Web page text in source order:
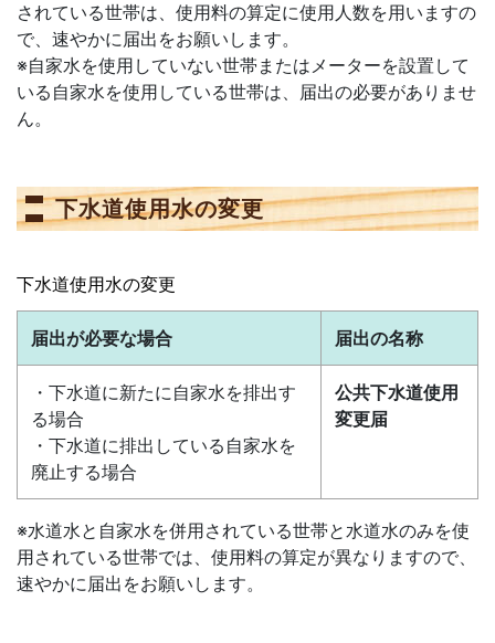
されている世帯は、使用料の算定に使用人数を用いますの
で、速やかに届出をお願いします。
※自家水を使用していない世帯またはメーターを設置して
いる自家水を使用している世帯は、届出の必要がありませ
ん。
下水道使用水の変更
下水道使用水の変更
届出が必要な場合 届出の名称
・下水道に新たに自家水を排出す
る場合
・下水道に排出している自家水を
廃止する場合
公共下水道使用
変更届
※水道水と自家水を併用されている世帯と水道水のみを使
用されている世帯では、使用料の算定が異なりますので、
速やかに届出をお願いします。